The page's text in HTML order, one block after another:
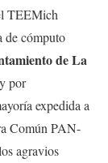
TEEMich
de cómputo
de La
por
expedida a
Común PAN-
agravios